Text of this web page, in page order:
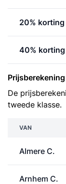
20% korting
40% korting
Prijsberekening
De
tweede klasse.
VAN
Almere C.
Arnhem C.